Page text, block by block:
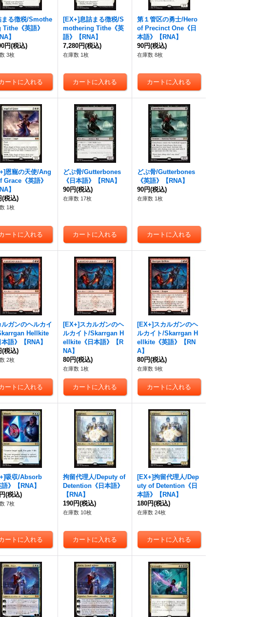
まる徴税/Smothe
《英語》
】
円(税込)
3枚
[EX+]息詰まる徴税/S
mothering Tithe《英
語》【RNA】
7,280円(税込)
在庫数 1枚
第１管区の勇士/Hero
of Precinct One《日
本語》【RNA】
90円(税込)
在庫数 8枚
恩寵の天使/Ang
Grace《英語》
】
(税込)
1枚
どぶ骨/Gutterbones
《日本語》【RNA】
90円(税込)
在庫数 17枚
どぶ骨/Gutterbones
《英語》【RNA】
90円(税込)
在庫数 1枚
ルガンのヘルカイ
Hellkite
本語》【RNA】
(税込)
2枚
[EX+]スカルガンのヘ
ルカイト/Skarrgan H
ellkite《日本語》【R
NA】
80円(税込)
在庫数 1枚
[EX+]スカルガンのヘ
ルカイト/Skarrgan H
ellkite《英語》【RN
A】
80円(税込)
在庫数 9枚
吸収/Absorb
語》【RNA】
(税込)
7枚
拘留代理人/Deputy of
Detention《日本語》
【RNA】
190円(税込)
在庫数 10枚
[EX+]拘留代理人/Dep
uty of Detention《日
本語》【RNA】
180円(税込)
在庫数 24枚